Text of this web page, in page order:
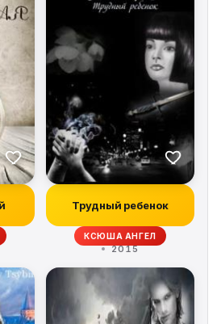
Трудный ребенок
КСЮША АНГЕЛ
2015